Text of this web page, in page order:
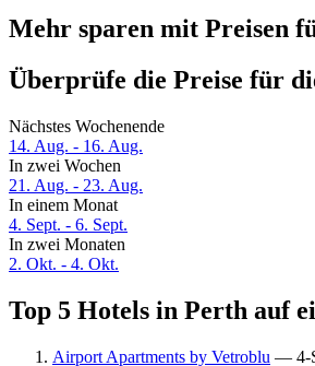
Mehr sparen mit Preisen
Überprüfe die Preise für
Nächstes Wochenende
14. Aug. - 16. Aug.
In zwei Wochen
21. Aug. - 23. Aug.
In einem Monat
4. Sept. - 6. Sept.
In zwei Monaten
2. Okt. - 4. Okt.
Top 5 Hotels in Perth auf
Airport Apartments by Vetroblu — 4-